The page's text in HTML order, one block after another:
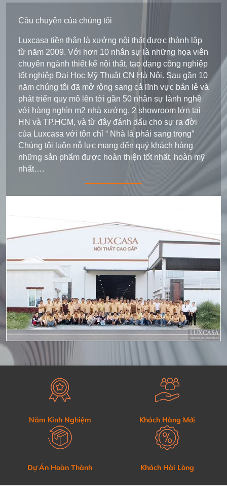
Câu chuyện của chúng tôi
Luxcasa tiền thân là xưởng nội thất được thành lập
từ năm 2009. Với hơn 10 nhân sự là những họa viên
chuyên ngành thiết kế nội thất, tạo dạng công nghiệp
tốt nghiệp Đại Học Mỹ Thuật CN Hà Nội. Sau gần 10
năm chúng tôi đã mở rộng sang cả lĩnh vực bán lẻ và
phát triển quy mô lên tới gần 50 nhân sự lành nghề
với hàng nghìn m2 nhà xưởng, 2 showroom lớn tại
HN và TP.HCM, và từ đây đánh dấu cho sự ra đời
của Luxcasa với tôn chỉ “ Nhà là phải sang trọng”
Chúng tôi luôn nỗ lực mang đến quý khách hàng
những sản phẩm được hoàn thiện tốt nhất, hoàn mỹ
nhất….
Năm Kinh Nghiệm Khách Hàng Mới
Dự Án Hoàn Thành Khách Hài Lòng